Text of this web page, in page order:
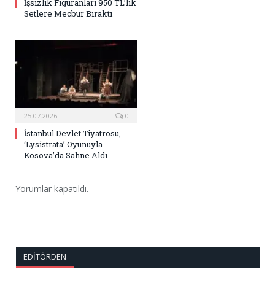
İşsizlik Figüranları 950 TL’lik
Setlere Mecbur Bıraktı
25.07.2026 0
İstanbul Devlet Tiyatrosu,
‘Lysistrata’ Oyunuyla
Kosova’da Sahne Aldı
Yorumlar kapatıldı.
EDITÖRDEN